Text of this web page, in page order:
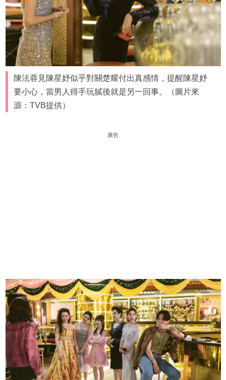
陳法蓉見陳星妤似乎對關楚耀付出真感情，提醒陳星妤
要小心，當男人得手玩膩後就是另一回事。（圖片來
源：TVB提供）
廣告